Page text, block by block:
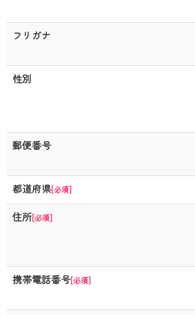
フリガナ
性別
郵便番号
都道府県[必須]
住所[必須]
携帯電話番号[必須]